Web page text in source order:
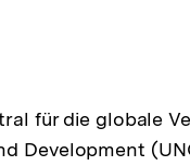
für die globale
Development